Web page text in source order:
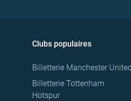
Clubs populaires
Billetterie Manchester
Billetterie Tottenham
Hotspur